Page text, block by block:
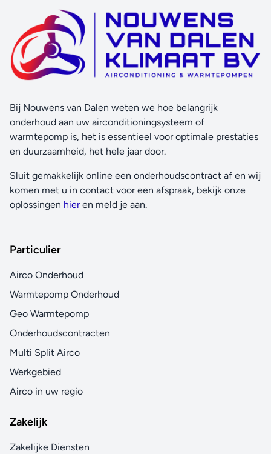
Bij Nouwens van Dalen weten we hoe belangrijk
onderhoud aan uw airconditioningsysteem of
warmtepomp is, het is essentieel voor optimale prestaties
en duurzaamheid, het hele jaar door.
Sluit gemakkelijk online een onderhoudscontract af en wij
komen met u in contact voor een afspraak, bekijk onze
oplossingen hieren meld je aan.
Particulier
Airco Onderhoud
Warmtepomp Onderhoud
Geo Warmtepomp
Onderhoudscontracten
Multi Split Airco
Werkgebied
Airco in uw regio
Zakelijk
Zakelijke Diensten